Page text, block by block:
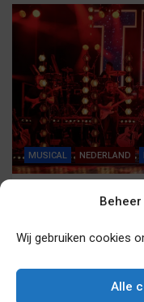
Wij gebruiken cookies
Alle
MUSICAL NEDERLAND
Herstart Tina